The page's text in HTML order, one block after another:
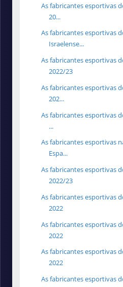
As fabricantes esportivas
20...
As fabricantes esportivas
Israelense...
As fabricantes esportivas
2022/23
As fabricantes esportivas
202...
As fabricantes esportivas
...
As fabricantes esportivas
Espa...
As fabricantes esportivas
2022/23
As fabricantes esportivas
2022
As fabricantes esportivas
2022
As fabricantes esportivas
2022
As fabricantes esportivas